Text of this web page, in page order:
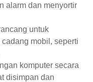
alarm dan menyortir
untuk
mobil, seperti
komputer secara
disimpan dan